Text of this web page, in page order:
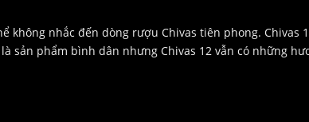
không nhắc đến dòng rượu Chivas tiên phong. Chivas
sản phẩm bình dân nhưng Chivas 12 vẫn có những